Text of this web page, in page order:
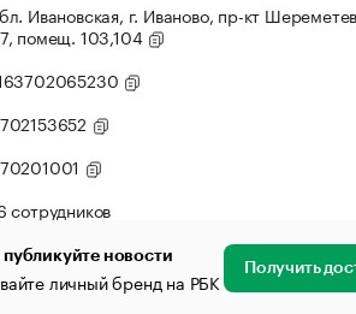
Ивановская, г. Иваново, пр-кт
помещ. 103,104
сотрудников
новости
личный бренд на РБК Получить